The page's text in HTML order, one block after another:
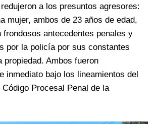
a los presuntos agresores:
mujer, ambos de 23 años de edad,
frondosos antecedentes penales y
por la policía por sus constantes
propiedad. Ambos fueron
inmediato bajo los lineamientos del
Procesal Penal de la